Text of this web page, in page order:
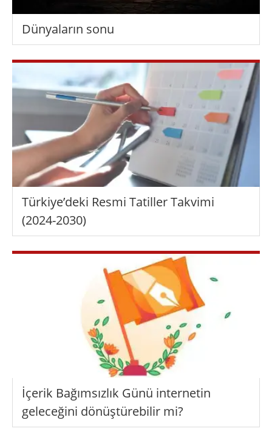
Dünyaların sonu
Türkiye’deki Resmi Tatiller Takvimi
(2024-2030)
İçerik Bağımsızlık Günü internetin
geleceğini dönüştürebilir mi?